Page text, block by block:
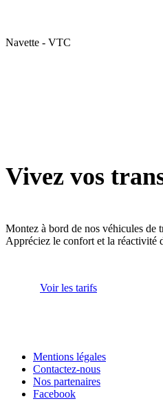
Navette - VTC
Vivez vos
Montez à bord de nos véhicules de
Appréciez le confort et la réactivité
Voir les tarifs
Mentions légales
Contactez-nous
Nos partenaires
Facebook